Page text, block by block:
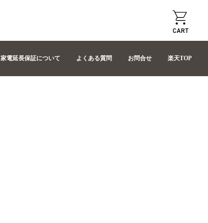
家電延長保証について よくある質問 お問合せ 楽天TOP